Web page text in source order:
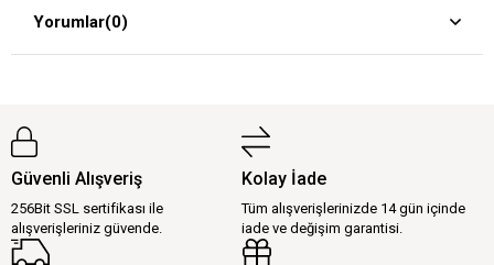
Yorumlar(0)
Güvenli Alışveriş
256Bit SSL sertifikası ile
alışverişleriniz güvende.
Kolay İade
Tüm alışverişlerinizde 14 gün içinde
iade ve değişim garantisi.